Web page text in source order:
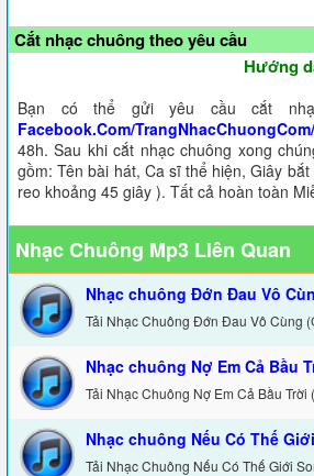
Cắt nhạc chuông theo yêu cầu
Hướng
Bạn có thể gửi yêu cầu cắt
Facebook.Com/TrangNhacChuongCom/
48h. Sau khi cắt nhạc chuông xong
gồm: Tên bài hát, Ca sĩ thể hiện, Giây
reo khoảng 45 giây ). Tất cả hoàn toàn
Nhạc Chuông Mp3 Liên Quan
Nhạc chuông Đớn Đau Vô
Tải Nhạc Chuông Đớn Đau Vô Cùng
Nhạc chuông Nợ Em Cả Bầu
Tải Nhạc Chuông Nợ Em Cả Bầu
Nhạc chuông Nếu Có Thế
Tải Nhạc Chuông Nếu Có Thế Giới